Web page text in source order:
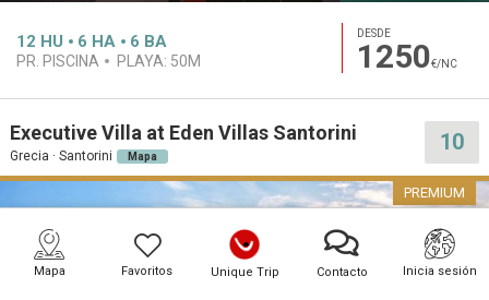
Mapa Favoritos Unique Trip Contacto Inicia sesión
12 HU 6 HA 6 BA
PR. PISCINA PLAYA: 50M
DESDE
1250€/NC
Executive Villa at Eden Villas Santorini
Grecia · Santorini Mapa
10
PREMIUM